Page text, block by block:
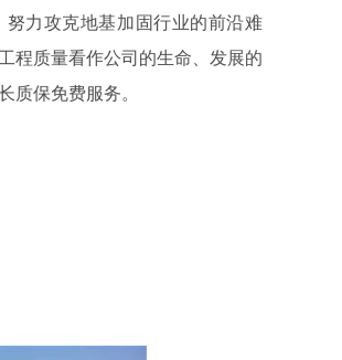
力攻克地基加固行业的前沿难
程质量看作公司的生命、发展的
质保免费服务。